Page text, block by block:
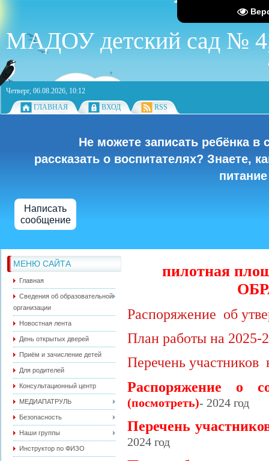
МАДОУ детский сад № 4,
Четверг, 06.08.2026, 10:12
ГЛАВНАЯ
ВХОД RSS
Не можете записать ребёнка в
рассказать о воспитателях? Знаете,
Написать
сообщение
МЕНЮ САЙТА
Главная
Сведения об образовательной
организации
Новостная лента
День открытых дверей
Приём и зачисление детей
Для родителей
Консультационный центр
МЕДИАПАТРУЛЬ
Безопасность
Наши группы
Инструктор по ФИЗО
пилотная
Распоряжение об
План работы на 2025-
Перечень участников
Распоряжение о
(посмотреть)- 2024 год
Перечень
2024 год